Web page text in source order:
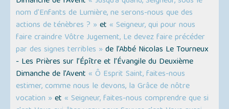
nom d'Enfants de Lumière, ne serons-nous que des
actions de ténèbres ? » et « Seigneur, qui pour nous
faire craindre Vôtre Jugement, Le devez faire précéder
par des signes terribles » de l’Abbé Nicolas Le Tourneux
- Les Prières sur l’Épître et l’Évangile du Deuxième
Dimanche de l’Avent « Ô Esprit Saint, faites-nous
estimer, comme nous le devons, la Grâce de nôtre
vocation » et « Seigneur, faites-nous comprendre que si